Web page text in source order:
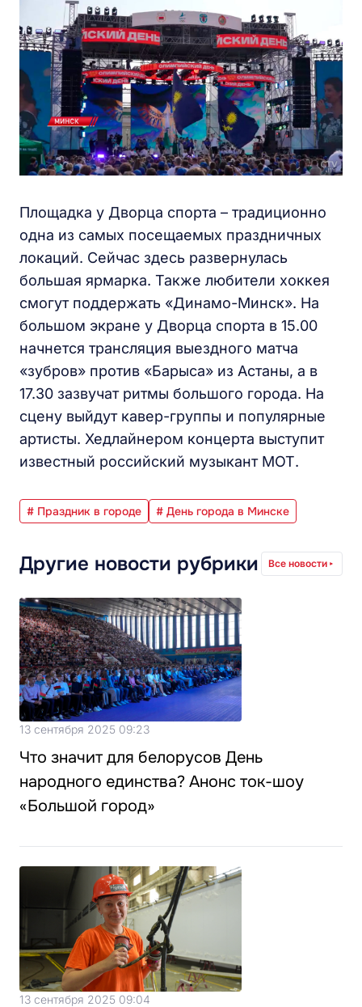
Площадка у Дворца спорта – традиционно
одна из самых посещаемых праздничных
локаций. Сейчас здесь развернулась
большая ярмарка. Также любители хоккея
смогут поддержать «Динамо-Минск». На
большом экране у Дворца спорта в 15.00
начнется трансляция выездного матча
«зубров» против «Барыса» из Астаны, а в
17.30 зазвучат ритмы большого города. На
сцену выйдут кавер-группы и популярные
артисты. Хедлайнером концерта выступит
известный российский музыкант МОТ.
# Праздник в городе # День города в Минске
Другие новости рубрики Все новости
13 сентября 2025 09:23
Что значит для белорусов День
народного единства? Анонс ток-шоу
«Большой город»
13 сентября 2025 09:04